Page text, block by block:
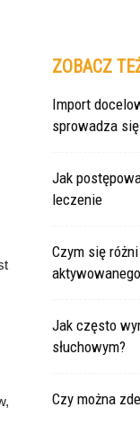
ZOBACZ
Import
sprowadza
Jak
leczenie
Czym się
Jak często
słuchowym?
Czy można